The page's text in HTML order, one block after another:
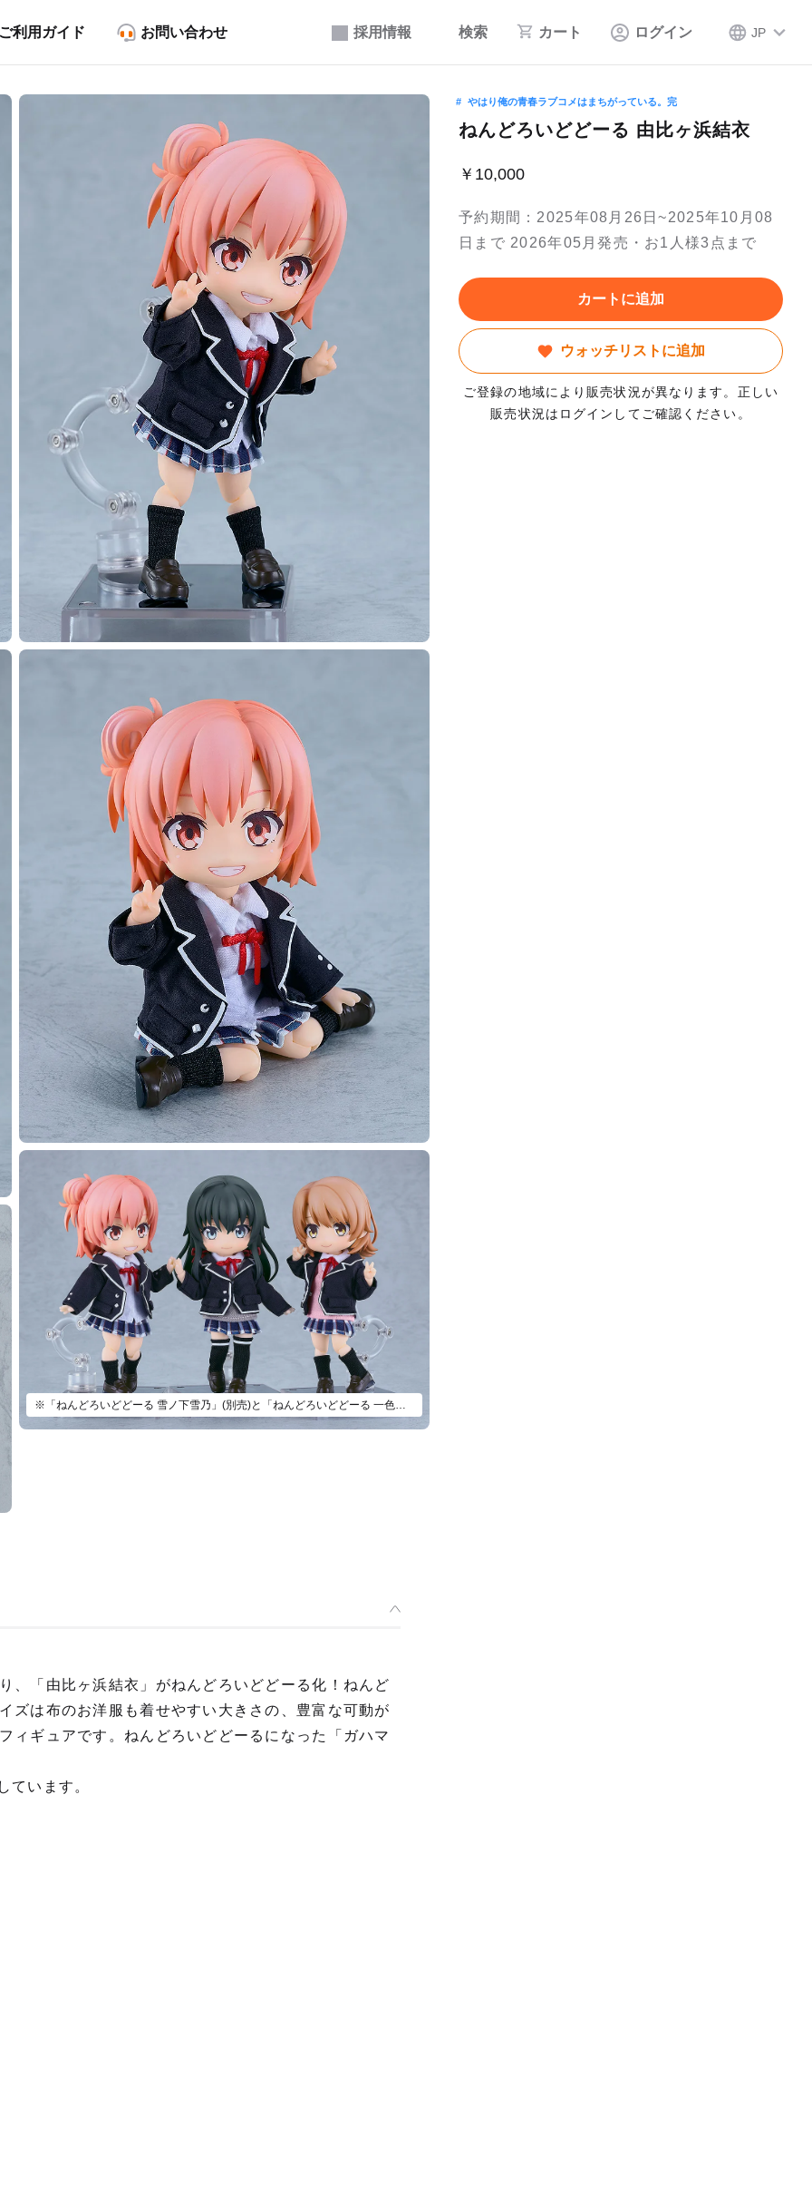
採用情報 検索 カート ログイン JP
利用ガイド お問い合わせ
※「ねんどろいどどーる 雪ノ下雪乃」(別売)と「ねんどろいどどーる 一色いろは」(別売)とあわせて飾ろう。
やはり俺の青春ラブコメはまちがっている。完
ねんどろいどどーる 由比ヶ浜結衣
￥10,000
予約期間：2025年08月26日~2025年10月08
日まで 2026年05月発売・お1人様3点まで
カートに追加
ウォッチリストに追加
ご登録の地域により販売状況が異なります。正しい
販売状況はログインしてご確認ください。
、「由比ヶ浜結衣」がねんどろいどどーる化！ねんど
ズは布のお洋服も着せやすい大きさの、豊富な可動が
ィギュアです。ねんどろいどどーるになった「ガハマ
ています。